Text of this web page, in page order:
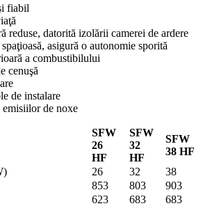
fiabil
reduse, datorită izolării camerei de ardere
asigură o autonomie sporită
a combustibilului
cenuşă
de instalare
emisiilor de noxe
SFW
26
HF
SFW
32
HF
SFW
38 HF
26 32
38
853 803
903
623 683
683